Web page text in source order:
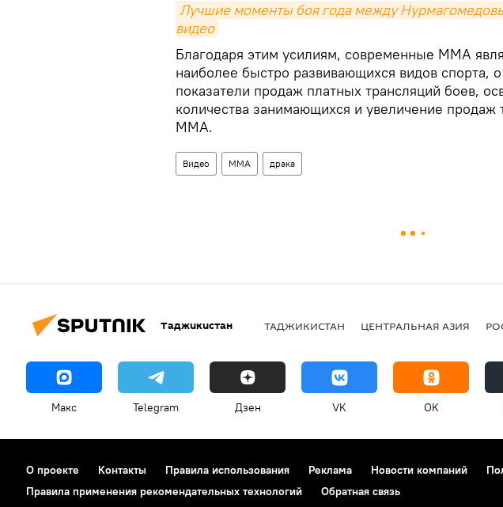
Лучшие моменты боя года между
видео
Благодаря этим усилиям, современные ММА
наиболее быстро развивающихся видов спорта,
показатели продаж платных трансляций боев,
количества занимающихся и увеличение продаж
ММА.
Видео ММА драка
Таджикистан ТАДЖИКИСТАН ЦЕНТРАЛЬНАЯ АЗИЯ
Макс Telegram Дзен VK OK
О проекте Контакты Правила использования Реклама Новости компаний
Правила применения рекомендательных технологий
Обратная связь